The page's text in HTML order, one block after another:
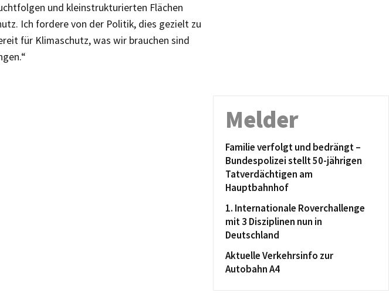
und kleinstrukturierten Flächen
Ich fordere von der Politik, dies gezielt zu
für Klimaschutz, was wir brauchen sind
Melder
Familie verfolgt und bedrängt –
Bundespolizei stellt 50-jährigen
Tatverdächtigen am
Hauptbahnhof
1. Internationale Roverchallenge
mit 3 Disziplinen nun in
Deutschland
Aktuelle Verkehrsinfo zur
Autobahn A4